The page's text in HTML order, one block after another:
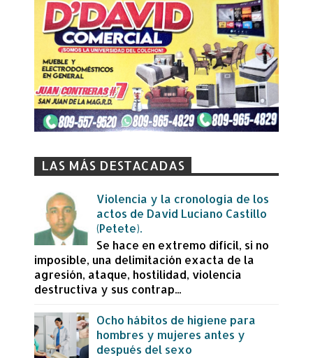
LAS MÁS DESTACADAS
Violencia y la cronología de los
actos de David Luciano Castillo
(Petete).
Se hace en extremo difícil, si no
imposible, una delimitación exacta de la
agresión, ataque, hostilidad, violencia
destructiva y sus contrap...
Ocho hábitos de higiene para
hombres y mujeres antes y
después del sexo